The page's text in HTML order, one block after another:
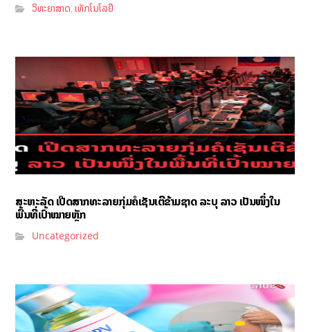
ວິທະຍາສາດ,ເທັກໂນໂລຢີ
ສະຫະລັດ ເປີດສາກທະລາຍກຸ່ມຄໍເຊັນເຕີຂ້າມຊາດ ລະບຸ ລາວ ເປັນໜຶ່ງໃນ
ພື້ນທີ່ເປົ້າໝາຍຫຼັກ
Uncategorized